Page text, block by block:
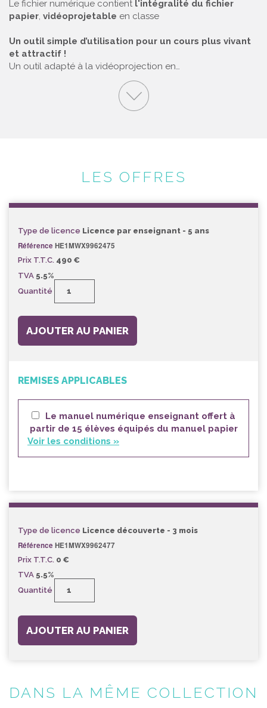
Le fichier numérique contient l'intégralité du fichier
papier, vidéoprojetable en classe
Un outil simple d’utilisation pour un cours plus vivant
et attractif !
Un outil adapté à la vidéoprojection en…
LES OFFRES
Type de licence Licence par enseignant - 5 ans
Référence HE1MWX9962475
Prix T.T.C. 490 €
TVA 5.5%
Quantité
AJOUTER AU PANIER
REMISES APPLICABLES
Le manuel numérique enseignant offert à
partir de 15 élèves équipés du manuel papier
Voir les conditions »
Type de licence Licence découverte - 3 mois
Référence HE1MWX9962477
Prix T.T.C. 0 €
TVA 5.5%
Quantité
AJOUTER AU PANIER
DANS LA MÊME COLLECTION